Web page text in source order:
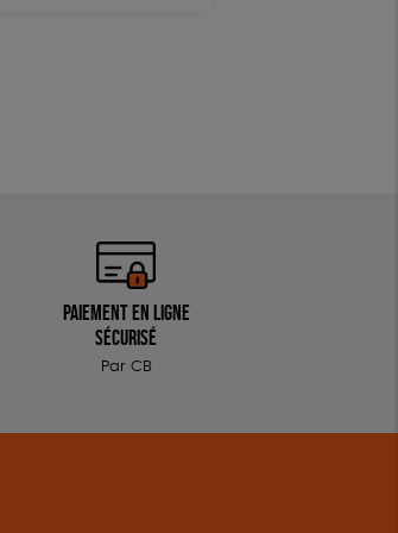
Paiement en ligne
sécurisé
Par CB